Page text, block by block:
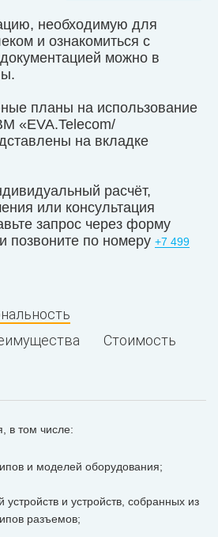
необходимую для
и ознакомиться с
можно в
планы на использование
«ЕVA.Telecom/
на вкладке
расчёт,
или консультация
запрос через форму
позвоните по номеру +7 499
Стоимость
в том числе:
и моделей оборудования;
и устройств, собранных из
разъемов;